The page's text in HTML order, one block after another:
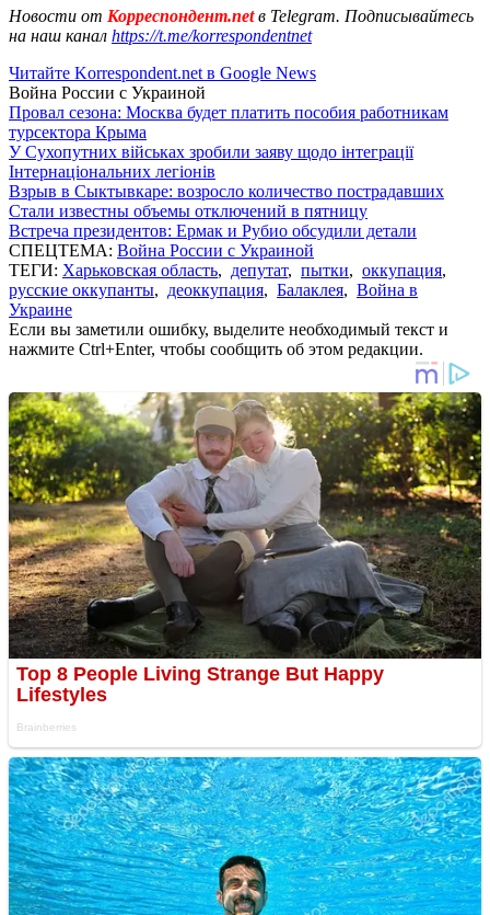
Новости от Корреспондент.netв Telegram. Подписывайтесь
на наш канал https://t.me/korrespondentnet
Читайте Korrespondent.net в Google News
Война России с Украиной
Провал сезона: Москва будет платить пособия работникам
турсектора Крыма
У Сухопутних військах зробили заяву щодо інтеграції
Інтернаціональних легіонів
Взрыв в Сыктывкаре: возросло количество пострадавших
Стали известны объемы отключений в пятницу
Встреча президентов: Ермак и Рубио обсудили детали
СПЕЦТЕМА: Война России с Украиной
ТЕГИ: Харьковская область, депутат, пытки, оккупация,
русские оккупанты, деоккупация, Балаклея, Война в
Украине
Если вы заметили ошибку, выделите необходимый текст и
нажмите Ctrl+Enter, чтобы сообщить об этом редакции.